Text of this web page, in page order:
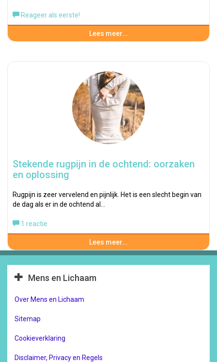
Reageer als eerste!
Lees meer...
Stekende rugpijn in de ochtend: oorzaken
en oplossing
Rugpijn is zeer vervelend en pijnlijk. Het is een slecht begin van
de dag als er in de ochtend al…
1 reactie
Lees meer...
Mens en Lichaam
Over Mens en Lichaam
Sitemap
Cookieverklaring
Disclaimer, Privacy en Regels